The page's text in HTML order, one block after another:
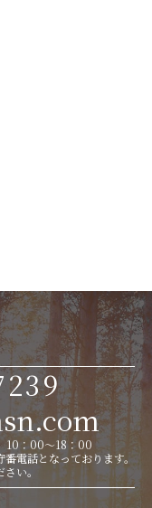
10：00～18：00
電話となっております。
い。